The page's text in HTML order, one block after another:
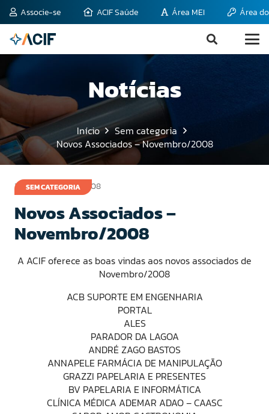
Associe-se ACIF Saúde Área MEI Área
Notícias
Início
Sem categoria
Novos Associados – Novembro/2008
SEM CATEGORIA
3 de dezembro de 2008
Novos Associados –
Novembro/2008
A ACIF oferece as boas vindas aos novos associados de
Novembro/2008
ACB SUPORTE EM ENGENHARIA
PORTAL
ALES
PARADOR DA LAGOA
ANDRÉ ZAGO BASTOS
ANNAPELE FARMÁCIA DE MANIPULAÇÃO
GRAZZI PAPELARIA E PRESENTES
BV PAPELARIA E INFORMÁTICA
CLÍNICA MÉDICA ADEMAR ADAO – CAASC